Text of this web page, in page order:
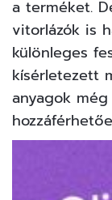
a terméket.
vitorlázók is
különleges
kísérletezett
anyagok